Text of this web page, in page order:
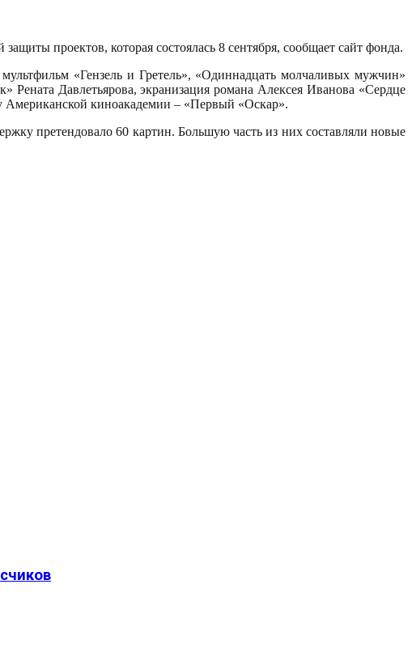
проектов, которая состоялась 8 сентября, сообщает сайт фонда.
«Гензель и Гретель», «Одиннадцать молчаливых мужчин»
Давлетьярова, экранизация романа Алексея Иванова «Сердце
Американской киноакадемии – «Первый «Оскар».
претендовало 60 картин. Большую часть из них составляли новые